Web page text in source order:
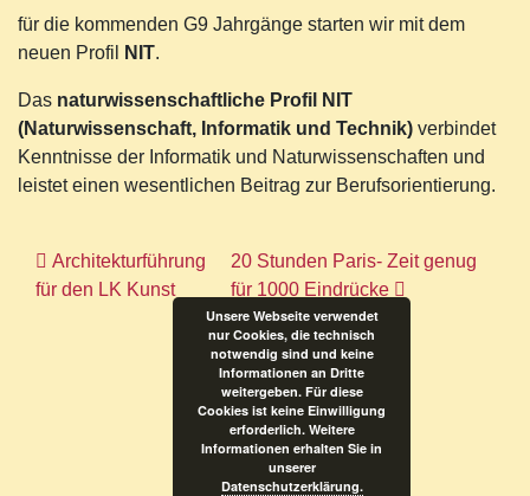
für die kommenden G9 Jahrgänge starten wir mit dem
neuen Profil
NIT.
Das naturwissenschaftliche Profil NIT
(Naturwissenschaft, Informatik und Technik) verbindet
Kenntnisse der Informatik und Naturwissenschaften und
leistet einen wesentlichen Beitrag zur Berufsorientierung.
Beitragsnavigation
Architekturführung
für den LK Kunst
20 Stunden Paris- Zeit genug
für 1000 Eindrücke
Unsere Webseite verwendet
nur Cookies, die technisch
notwendig sind und keine
Informationen an Dritte
weitergeben. Für diese
Cookies ist keine Einwilligung
erforderlich. Weitere
Informationen erhalten Sie in
unserer
Datenschutzerklärung.